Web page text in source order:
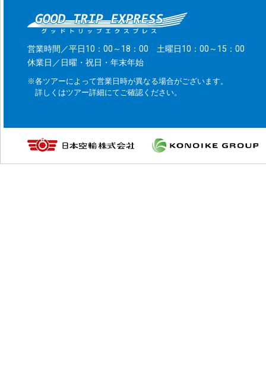
営業時間／平日10：00～18：00 土曜日10：00～15：00
休業日／日曜・祝日・年末年始
※各ツアーによって営業日時が異なる場合がございます。
詳しくはツアー詳細にてご確認ください。